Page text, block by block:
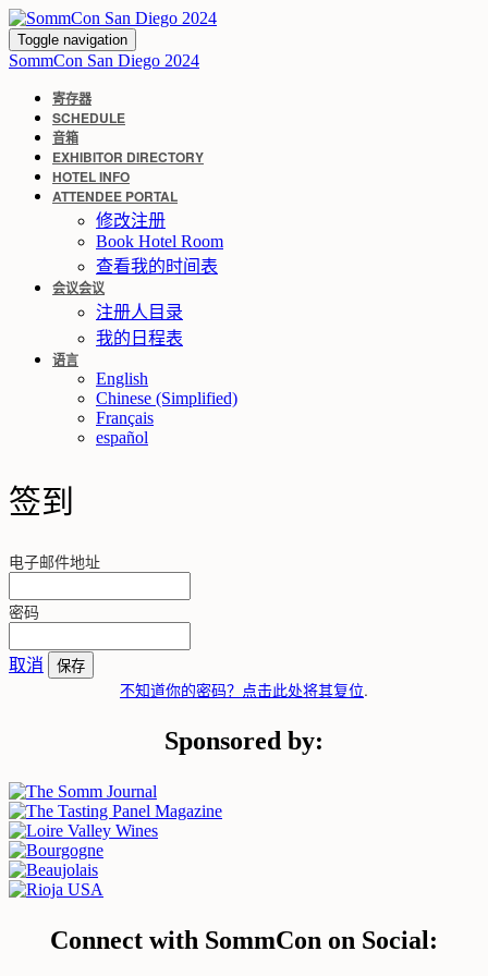
Toggle navigation
SommCon San Diego 2024
寄存器
SCHEDULE
音箱
EXHIBITOR DIRECTORY
HOTEL INFO
ATTENDEE PORTAL
修改注册
Book Hotel Room
查看我的时间表
会议会议
注册人目录
我的日程表
语言
English
Chinese (Simplified)
Français
español
签到
电子邮件地址
密码
取消 保存
不知道你的密码？点击此处将其复位.
Sponsored by:
Connect with SommCon on Social: